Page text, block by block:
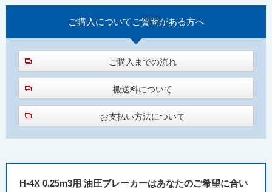
ご購入について ご質問がある方へ
ご購入までの流れ
搬送料について
お支払い方法について
H-4X 0.25m3用 油圧ブレーカーはあなたのご希望に合い